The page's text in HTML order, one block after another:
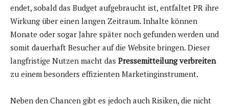
endet, sobald das Budget aufgebraucht ist, entfaltet PR ihre
Wirkung über einen langen Zeitraum. Inhalte können
Monate oder sogar Jahre später noch gefunden werden und
somit dauerhaft Besucher auf die Website bringen. Dieser
langfristige Nutzen macht das Pressemitteilung verbreiten
zu einem besonders effizienten Marketinginstrument.
Neben den Chancen gibt es jedoch auch Risiken, die nicht